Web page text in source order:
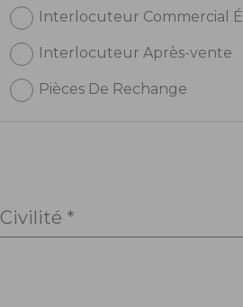
Interlocuteur Commercial
Interlocuteur Après-vente
Pièces De Rechange
Civilité *